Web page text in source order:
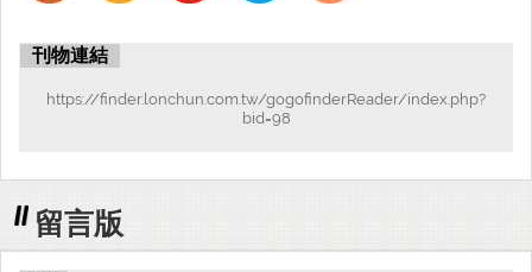
刊物連結
https://finder.lonchun.com.tw/gogofinderReader/index.php?
bid=98
留言版